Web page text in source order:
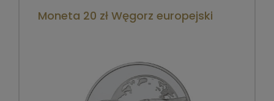
Moneta 20 zł Węgorz europejski